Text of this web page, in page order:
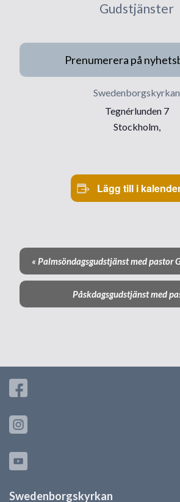
Gudstjänster
Prenumerera på
Swedenborgskyrkan
Tegnérlunden 7
Stockholm,
Lägg till i
E
v
e
n
g
-
a
v
g
e
i
« Palmsöndagsgudstjänst med pastor
Påskdagsgudstjänst med
Swedenborgskyrkan